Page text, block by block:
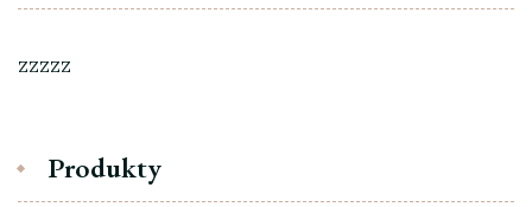
zzzzz
Produkty